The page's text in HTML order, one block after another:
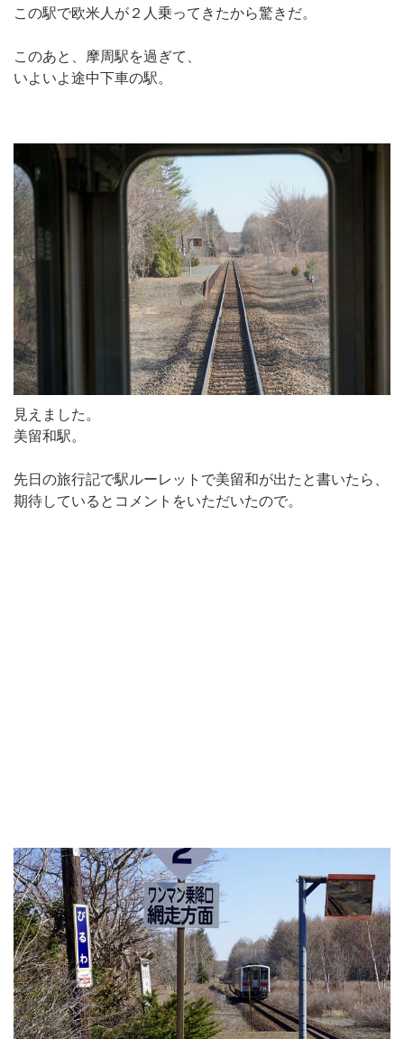
この駅で欧米人が２人乗ってきたから驚きだ。
このあと、摩周駅を過ぎて、
いよいよ途中下車の駅。
見えました。
美留和駅。
先日の旅行記で駅ルーレットで美留和が出たと書いたら、
期待しているとコメントをいただいたので。